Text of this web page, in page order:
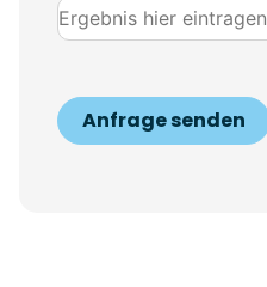
Anfrage senden